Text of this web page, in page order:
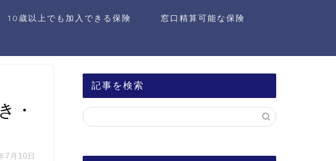
10歳以上でも加入できる保険 窓口精算可能な保険
・
7月10日
記事を検索